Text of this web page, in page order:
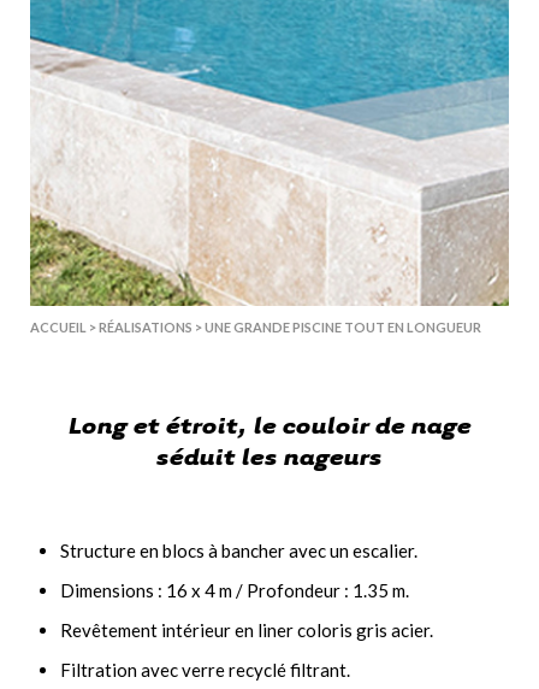
ACCUEIL >RÉALISATIONS >UNE GRANDE PISCINE TOUT EN LONGUEUR
Long et étroit, le couloir de nage
séduit les nageurs
Structure en blocs à bancher avec un escalier.
Dimensions : 16 x 4 m / Profondeur : 1.35 m.
Revêtement intérieur en liner coloris gris acier.
Filtration avec verre recyclé filtrant.